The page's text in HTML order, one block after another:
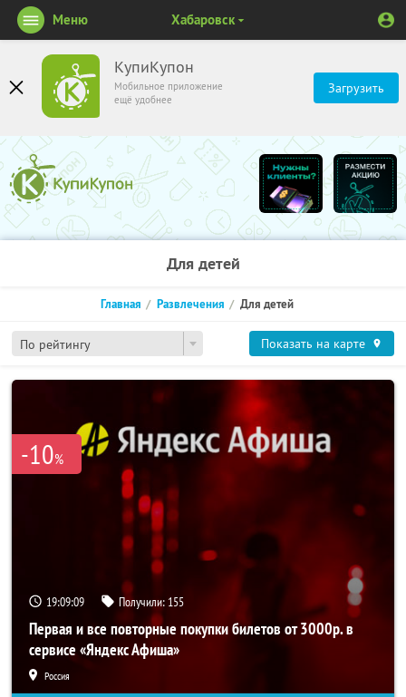
КупиКупон
Мобильное приложение
ещё удобнее
Загрузить
Меню Хабаровск
Для детей
По рейтингу
Главная Развлечения Для детей
Показать на карте
-10%
19:09:09 Получили: 155
Первая и все повторные покупки билетов от 3000р. в
сервисе «Яндекс Афиша»
Россия